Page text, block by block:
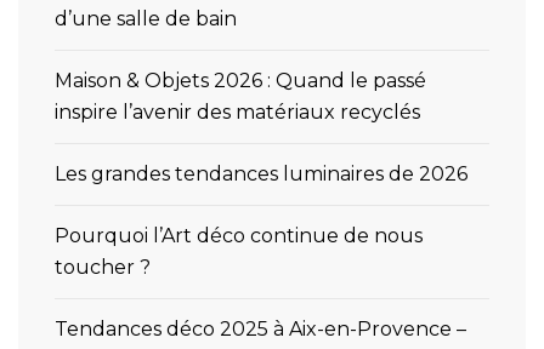
d’une salle de bain
Maison & Objets 2026 : Quand le passé
inspire l’avenir des matériaux recyclés
Les grandes tendances luminaires de 2026
Pourquoi l’Art déco continue de nous
toucher ?
Tendances déco 2025 à Aix-en-Provence –